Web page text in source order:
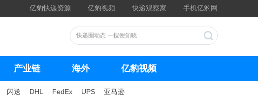
亿豹快递资源 亿豹视频 快递观察家 手机亿豹网
产业链 海外 亿豹视频
闪送 DHL FedEx UPS 亚马逊